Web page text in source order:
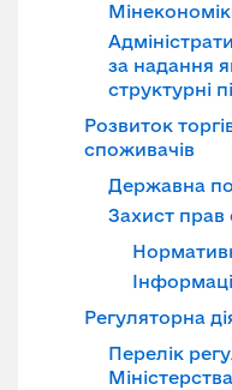
за надання
структурні
Розвиток
споживачів
Державна
Захист прав
Регуляторна
Перелік